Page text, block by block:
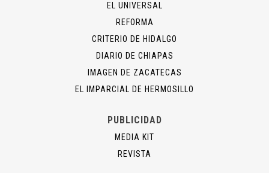
EL UNIVERSAL
REFORMA
CRITERIO DE HIDALGO
DIARIO DE CHIAPAS
IMAGEN DE ZACATECAS
EL IMPARCIAL DE HERMOSILLO
PUBLICIDAD
MEDIA KIT
REVISTA